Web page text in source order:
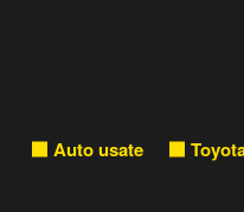
Auto usate